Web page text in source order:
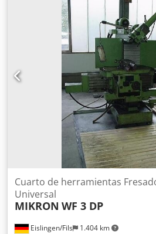
mm Recorrido del eje Z 380 mm
Cabezal fresador vertical SK 40
herramientas DIN 2080, ranura
fija Superficie de sujeción de la
Tamaño de la ranura en T 14 mm
Dimensiones 1500 x 2000 x 1900
de lubricación centralizada
de refrigeración - Manual de
Eislingen/Fils 1.404 km
Cuarto de herramientas
Universal
MIKRON WF 3 DP